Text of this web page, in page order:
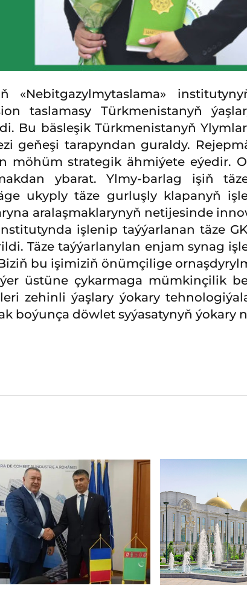
«Nebitgazylmytaslama»
taslamasy Türkmenistanyň
Bu bäsleşik Türkmenistanyň
geňeşi tarapyndan guraldy.
möhüm strategik ähmiýete eýedir.
ybarat. Ylmy-barlag işiň
ukyply täze gurluşly klapanyň
aralaşmaklarynyň netijesinde
işlenip taýýarlanan täze
Täze taýýarlanylan enjam synag
bu işimiziň önümçilige
üstüne çykarmaga mümkinçilik
zehinli ýaşlary ýokary
boýunça döwlet syýasatynyň ýokary